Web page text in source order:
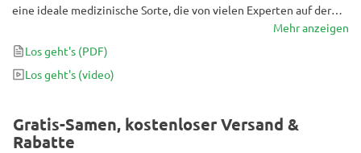
eine ideale medizinische Sorte, die von vielen Experten auf der
ganzen Welt wegen ihres niedrigen THC-Gehalts und ihrer
unglaublich hohen CBD-Produktion sehr gesucht wird. Wenn Sie in
den boomenden CBD-Markt einsteigen möchten, ist CBD Auto
Charlotte eine Ihrer besten Wetten – außerdem liefert sie
werden.
Mehr anzeigen
Los geht's (PDF)
Los geht's (video)
Gratis-Samen, kostenloser Versand &
Rabatte